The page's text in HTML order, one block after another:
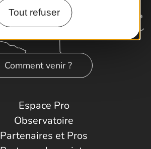
Tout refuser
Comment venir ?
Espace Pro
Observatoire
Partenaires et Pros